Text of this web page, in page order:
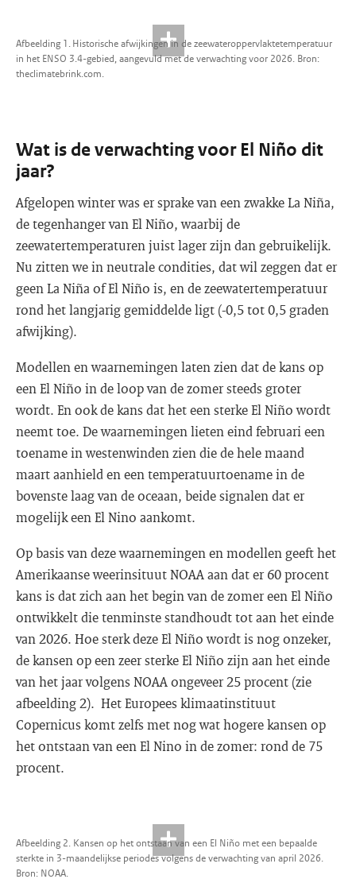
Afbeelding 1. Historische afwijkingen in de zeewateroppervlaktetemperatuur
in het ENSO 3.4-gebied, aangevuld met de verwachting voor 2026. Bron:
theclimatebrink.com.
Wat is de verwachting voor El Niño dit
jaar?
Afgelopen winter was er sprake van een zwakke La Niña,
de tegenhanger van El Niño, waarbij de
zeewatertemperaturen juist lager zijn dan gebruikelijk.
Nu zitten we in neutrale condities, dat wil zeggen dat er
geen La Niña of El Niño is, en de zeewatertemperatuur
rond het langjarig gemiddelde ligt (-0,5 tot 0,5 graden
afwijking).
Modellen en waarnemingen laten zien dat de kans op
een El Niño in de loop van de zomer steeds groter
wordt. En ook de kans dat het een sterke El Niño wordt
neemt toe. De waarnemingen lieten eind februari een
toename in westenwinden zien die de hele maand
maart aanhield en een temperatuurtoename in de
bovenste laag van de oceaan, beide signalen dat er
mogelijk een El Nino aankomt.
Op basis van deze waarnemingen en modellen geeft het
Amerikaanse weerinsituut NOAA aan dat er 60 procent
kans is dat zich aan het begin van de zomer een El Niño
ontwikkelt die tenminste standhoudt tot aan het einde
van 2026. Hoe sterk deze El Niño wordt is nog onzeker,
de kansen op een zeer sterke El Niño zijn aan het einde
van het jaar volgens NOAA ongeveer 25 procent (zie
afbeelding 2). Het Europees klimaatinstituut
Copernicus komt zelfs met nog wat hogere kansen op
het ontstaan van een El Nino in de zomer: rond de 75
procent.
Afbeelding 2. Kansen op het ontstaan van een El Niño met een bepaalde
sterkte in 3-maandelijkse periodes volgens de verwachting van april 2026.
Bron: NOAA.